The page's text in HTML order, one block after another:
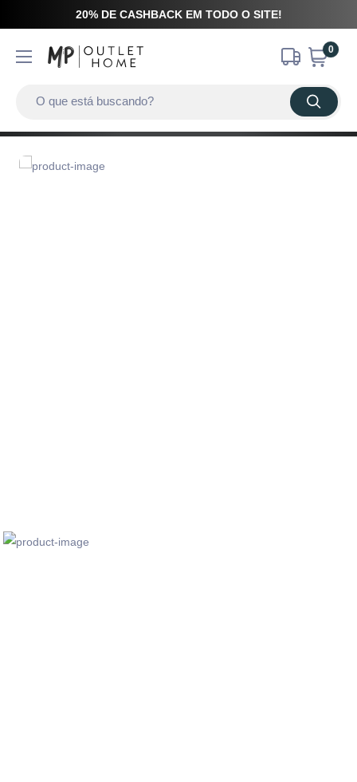
20% DE CASHBACK EM TODO O SITE!
0